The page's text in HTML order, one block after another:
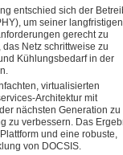
entschied sich der
um seiner langfristigen
gerecht zu
Netz schrittweise zu
Kühlungsbedarf in der
virtualisierten
Architektur mit
nächsten Generation zu
zu verbessern. Das
und eine robuste,
von DOCSIS.